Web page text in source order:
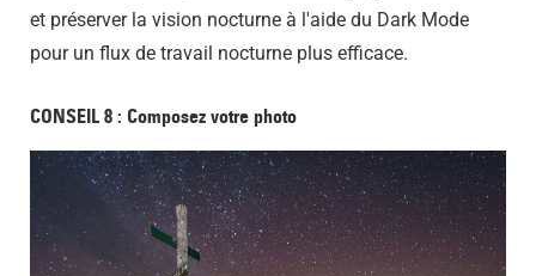
et préserver la vision nocturne à l'aide du Dark Mode
pour un flux de travail nocturne plus efficace.
CONSEIL 8 : Composez votre photo